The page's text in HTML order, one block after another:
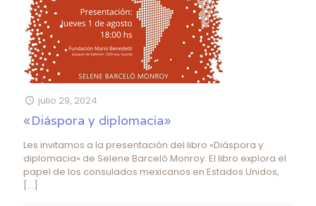
julio 29, 2024
«Diáspora y diplomacia»
Les invitamos a la presentación del libro «Diáspora y
diplomacia» de Selene Barceló Monroy. El libro explora el
papel de los consulados mexicanos en Estados Unidos,
[…]